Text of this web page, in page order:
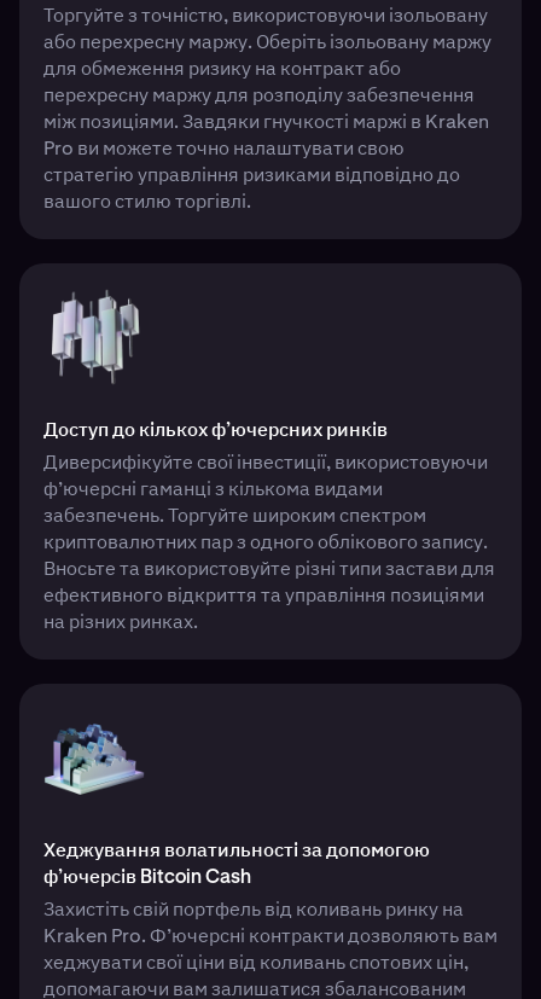
Торгуйте з точністю, використовуючи ізольовану
або перехресну маржу. Оберіть ізольовану маржу
для обмеження ризику на контракт або
перехресну маржу для розподілу забезпечення
між позиціями. Завдяки гнучкості маржі в Kraken
Pro ви можете точно налаштувати свою
стратегію управління ризиками відповідно до
вашого стилю торгівлі.
Доступ до кількох ф’ючерсних ринків
Диверсифікуйте свої інвестиції, використовуючи
ф’ючерсні гаманці з кількома видами
забезпечень. Торгуйте широким спектром
криптовалютних пар з одного облікового запису.
Вносьте та використовуйте різні типи застави для
ефективного відкриття та управління позиціями
на різних ринках.
Хеджування волатильності за допомогою
ф’ючерсів Bitcoin Cash
Захистіть свій портфель від коливань ринку на
Kraken Pro. Ф’ючерсні контракти дозволяють вам
хеджувати свої ціни від коливань спотових цін,
допомагаючи вам залишатися збалансованим